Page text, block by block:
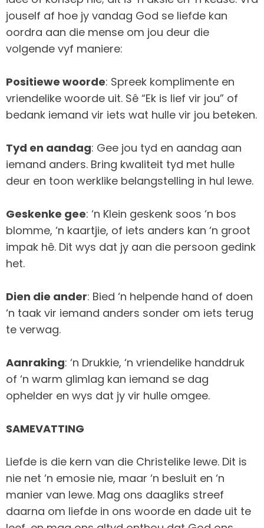
jouself af hoe jy vandag God se liefde kan
oordra aan die mense om jou deur die
volgende vyf maniere:
Positiewe woorde: Spreek komplimente en
vriendelike woorde uit. Sê “Ek is lief vir jou” of
bedank iemand vir iets wat hulle vir jou beteken.
Tyd en aandag: Gee jou tyd en aandag aan
iemand anders. Bring kwaliteit tyd met hulle
deur en toon werklike belangstelling in hul lewe.
Geskenke gee: ‘n Klein geskenk soos ‘n bos
blomme, ‘n kaartjie, of iets anders kan ‘n groot
impak hê. Dit wys dat jy aan die persoon gedink
het.
Dien die ander: Bied ‘n helpende hand of doen
‘n taak vir iemand anders sonder om iets terug
te verwag.
Aanraking: ‘n Drukkie, ‘n vriendelike handdruk
of ‘n warm glimlag kan iemand se dag
ophelder en wys dat jy vir hulle omgee.
SAMEVATTING
Liefde is die kern van die Christelike lewe. Dit is
nie net ‘n emosie nie, maar ‘n besluit en ‘n
manier van lewe. Mag ons daagliks streef
daarna om liefde in ons woorde en dade uit te